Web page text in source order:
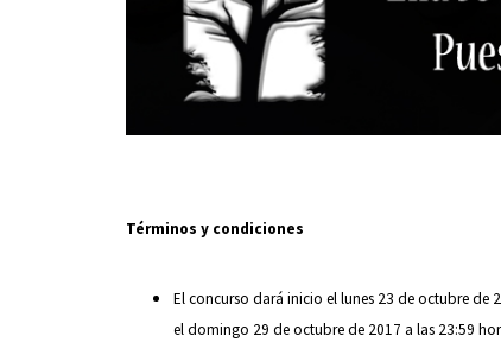
Términos y condiciones
El concurso dará inicio el lunes 23 de octubre de
el domingo 29 de octubre de 2017 a las 23:59